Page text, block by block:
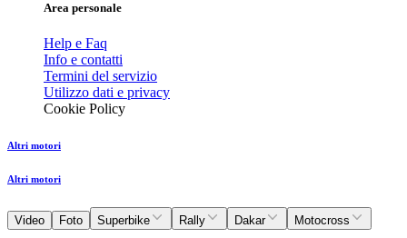
Area personale
Help e Faq
Info e contatti
Termini del servizio
Utilizzo dati e privacy
Cookie Policy
Altri motori
Altri motori
Video Foto Superbike Rally Dakar Motocross